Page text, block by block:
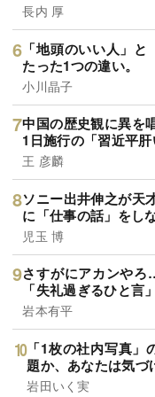
長内 厚
「地頭のいい人」
たった1つの違い。
小川晶子
中国の歴史観に異を
1日施行の「習近平
王 彦麟
ソニー出井伸之が天
に「仕事の話」をし
児玉 博
さすがにアカンや
「失礼過ぎるひと言
岩本有平
「1枚の社内写真」
題か、あなたは気づ
岩田いく実